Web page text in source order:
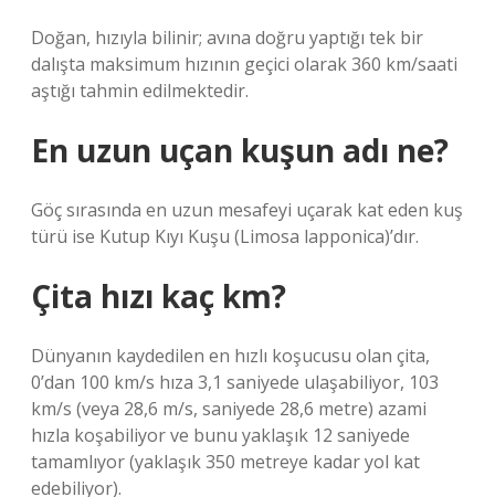
Doğan, hızıyla bilinir; avına doğru yaptığı tek bir
dalışta maksimum hızının geçici olarak 360 km/saati
aştığı tahmin edilmektedir.
En uzun uçan kuşun adı ne?
Göç sırasında en uzun mesafeyi uçarak kat eden kuş
türü ise Kutup Kıyı Kuşu (Limosa lapponica)’dır.
Çita hızı kaç km?
Dünyanın kaydedilen en hızlı koşucusu olan çita,
0’dan 100 km/s hıza 3,1 saniyede ulaşabiliyor, 103
km/s (veya 28,6 m/s, saniyede 28,6 metre) azami
hızla koşabiliyor ve bunu yaklaşık 12 saniyede
tamamlıyor (yaklaşık 350 metreye kadar yol kat
edebiliyor).